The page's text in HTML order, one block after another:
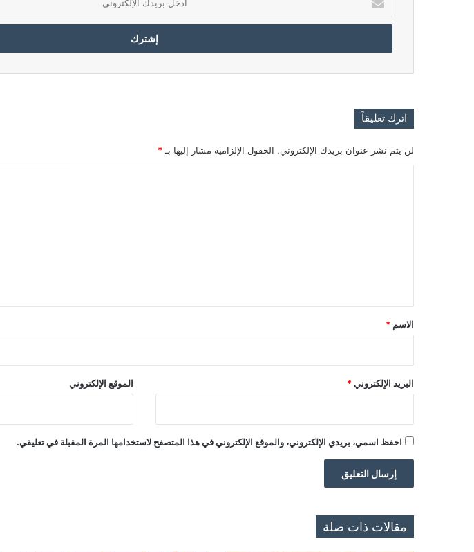
بريدك
الإلكتروني
اترك تعليقاً
لن يتم نشر عنوان بريدك الإلكتروني. الحقول الإلزامية مشار إليها بـ *
*
الاسم *
البريد الإلكتروني * الموقع الإلكتروني
احفظ اسمي، بريدي الإلكتروني، والموقع الإلكتروني في هذا المتصفح لاستخدامها المرة المقبلة في تعليقي.
مقالات ذات صلة